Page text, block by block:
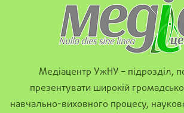
Медіацентр УжНУ – підрозділ,
презентувати широкій
навчально-виховного процесу,